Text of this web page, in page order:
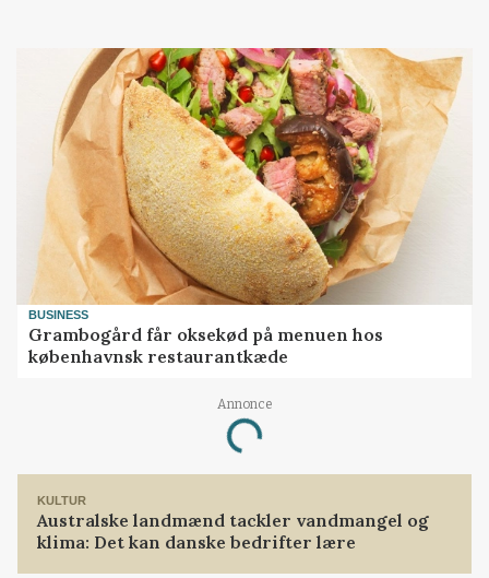
BUSINESS
Grambogård får oksekød på menuen hos
københavnsk restaurantkæde
Annonce
Loading...
KULTUR
Australske landmænd tackler vandmangel og
klima: Det kan danske bedrifter lære